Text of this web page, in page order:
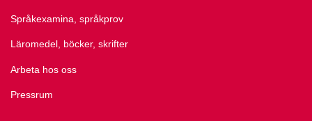
Språkexamina, språkprov
Läromedel, böcker, skrifter
Arbeta hos oss
Pressrum